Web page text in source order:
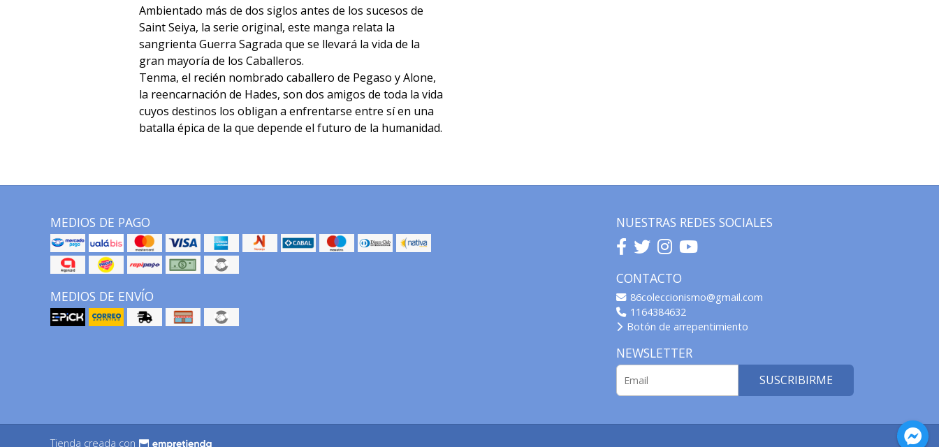
Ambientado más de dos siglos antes de los sucesos de
Saint Seiya, la serie original, este manga relata la
sangrienta Guerra Sagrada que se llevará la vida de la
gran mayoría de los Caballeros.
Tenma, el recién nombrado caballero de Pegaso y Alone,
la reencarnación de Hades, son dos amigos de toda la vida
cuyos destinos los obligan a enfrentarse entre sí en una
batalla épica de la que depende el futuro de la humanidad.
MEDIOS DE PAGO
MEDIOS DE ENVÍO
NUESTRAS REDES SOCIALES
CONTACTO
86coleccionismo@gmail.com
1164384632
Botón de arrepentimiento
NEWSLETTER
SUSCRIBIRME
Tienda creada con